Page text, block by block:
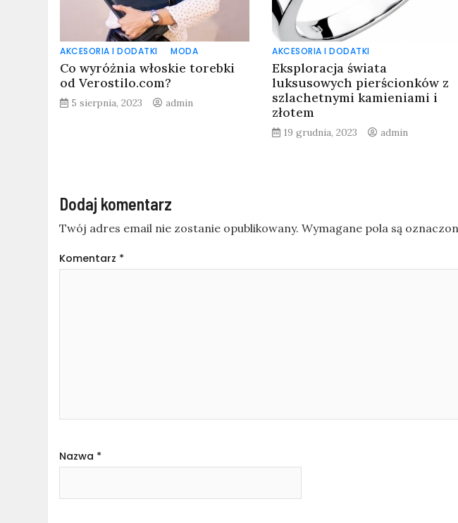
AKCESORIA I DODATKI MODA
Co wyróżnia włoskie torebki
od Verostilo.com?
5 sierpnia, 2023 admin
AKCESORIA I DODATKI
Eksploracja świata
luksusowych pierścionków z
szlachetnymi kamieniami i
złotem
19 grudnia, 2023 admin
Dodaj komentarz
Twój adres email nie zostanie opublikowany. Wymagane pola są
Komentarz *
Nazwa *